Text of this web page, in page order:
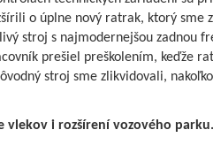
o úplne nový ratrak, ktorý sme
stroj s najmodernejšou zadnou
prešiel preškolením, keďže
stroj sme zlikvidovali,
vlekov i rozšírení vozového